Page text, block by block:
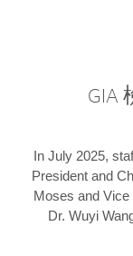
GIA
In July 2025,
President and
Moses and
Dr. Wuyi